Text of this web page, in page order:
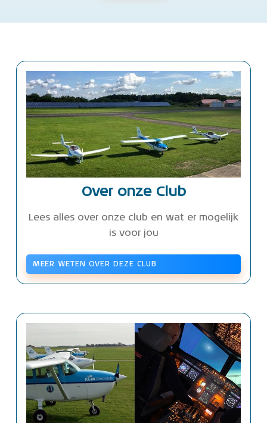
Over onze Club
Lees alles over onze club en wat er mogelijk
is voor jou
MEER WETEN OVER DEZE CLUB